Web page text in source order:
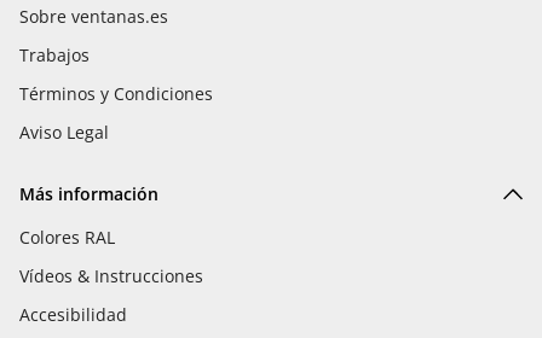
Sobre ventanas.es
Trabajos
Términos y Condiciones
Aviso Legal
Más información
Colores RAL
Vídeos & Instrucciones
Accesibilidad